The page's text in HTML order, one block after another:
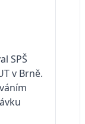
SPŠ
v Brně.